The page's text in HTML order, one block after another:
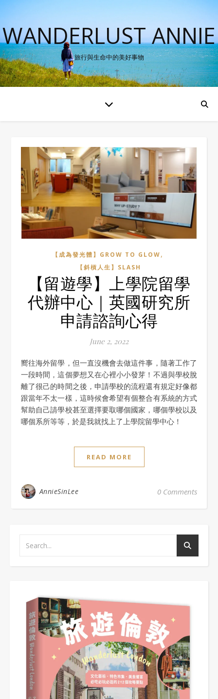
WANDERLUST ANNIE
旅行與生命中的美好事物
【成為發光體】GROW TO GLOW,
【斜槓人生】SLASH
【留遊學】上學院留學
代辦中心｜英國研究所
申請諮詢心得
June 2, 2022
嚮往海外留學，但一直沒機會去做這件事，隨著工作了
一段時間，這個夢想又在心裡小小發芽！不過與學校脫
離了很己的時間之後，申請學校的流程還有規定好像都
跟當年不太一樣，這時候會希望有個整合有系統的方式
幫助自己請學校甚至選擇要取哪個國家，哪個學校以及
哪個系所等等，於是我就找上了上學院留學中心！
READ MORE
AnnieSinLee 0 Comments